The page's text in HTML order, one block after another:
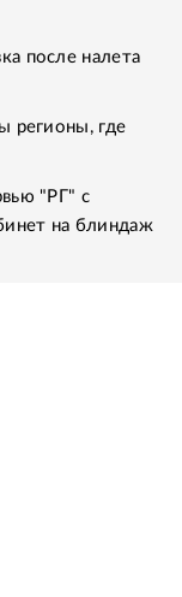
после налета
регионы, где
"РГ" с
на блиндаж